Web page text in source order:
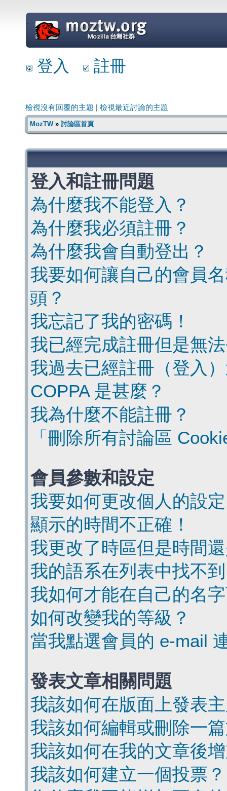
=
登入 註冊
檢視沒有回覆的主題 檢視最近討論的主題
MozTW» 討論區首頁
登入和註冊問題
為什麼我不能登入？
為什麼我必須註冊？
為什麼我會自動登出？
我要如何讓自己的會員
頭？
我忘記了我的密碼！
我已經完成註冊但是無
我過去已經註冊（登入
COPPA 是甚麼？
我為什麼不能註冊？
「刪除所有討論區
會員參數和設定
我要如何更改個人的設
顯示的時間不正確！
我更改了時區但是時間
我的語系在列表中找不
我如何才能在自己的名
如何改變我的等級？
當我點選會員的 e-mail
發表文章相關問題
我該如何在版面上發表
我該如何編輯或刪除一
我該如何在我的文章後
我該如何建立一個投票？